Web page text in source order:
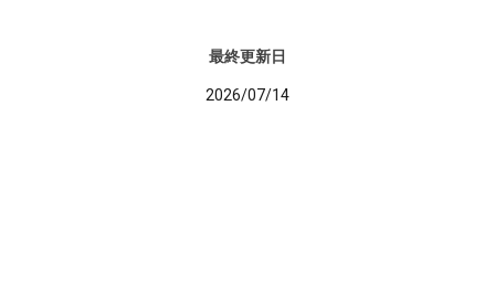
最終更新日
2026/07/14